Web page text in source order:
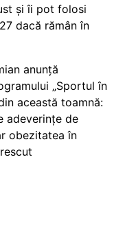
și îi pot folosi
dacă rămân în
anunță
„Sportul în
această toamnă:
adeverințe de
obezitatea în